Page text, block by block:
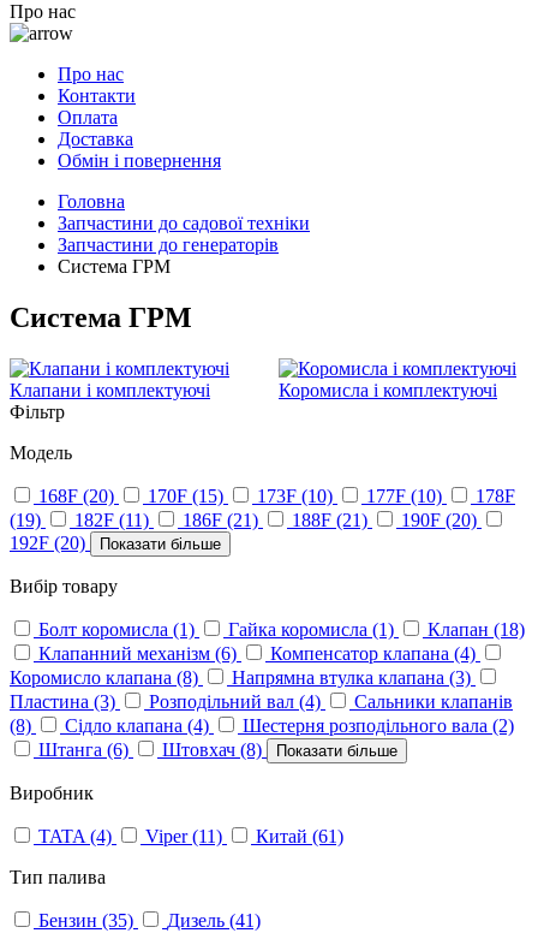
Про нас
Про нас
Контакти
Оплата
Доставка
Обмін і повернення
Головна
Запчастини до садової техніки
Запчастини до генераторів
Система ГРМ
Система ГРМ
Клапани і комплектуючі
Коромисла і комплектуючі
Фільтр
Модель
168F (20) 170F (15) 173F (10) 177F (10)
178F
(19)
182F (11) 186F (21) 188F (21) 190F (20)
192F (20) Показати більше
Вибір товару
Болт коромисла (1) Гайка коромисла (1) Клапан (18)
Клапанний механізм (6) Компенсатор клапана (4)
Коромисло клапана (8) Напрямна втулка клапана (3)
Пластина (3) Розподільний вал (4)
Сальники клапанів
(8)
Сідло клапана (4) Шестерня розподільного вала (2)
Штанга (6) Штовхач (8) Показати більше
Виробник
TATA (4) Viper(11) Китай (61)
Тип палива
Бензин (35) Дизель (41)